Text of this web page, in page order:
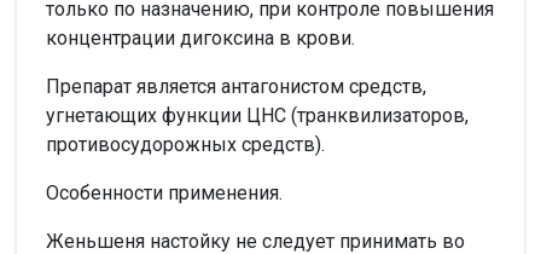
только по назначению, при контроле повышения
концентрации дигоксина в крови.
Препарат является антагонистом средств,
угнетающих функции ЦНС (транквилизаторов,
противосудорожных средств).
Особенности применения.
Женьшеня настойку не следует принимать во